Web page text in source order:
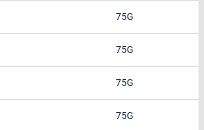
75G
75G
75G
75G